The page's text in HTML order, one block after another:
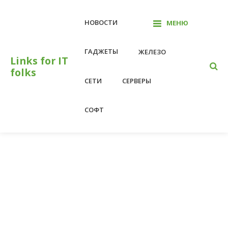
Links for IT
folks
МЕНЮ
НОВОСТИ
ГАДЖЕТЫ ЖЕЛЕЗО
СЕТИ СЕРВЕРЫ
СОФТ